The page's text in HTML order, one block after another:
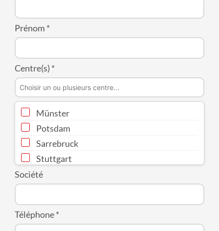
Prénom *
Centre(s) *
Münster
Potsdam
Sarrebruck
Stuttgart
Wiesbaden
Leipzig
Magdebourg
Société
Téléphone*